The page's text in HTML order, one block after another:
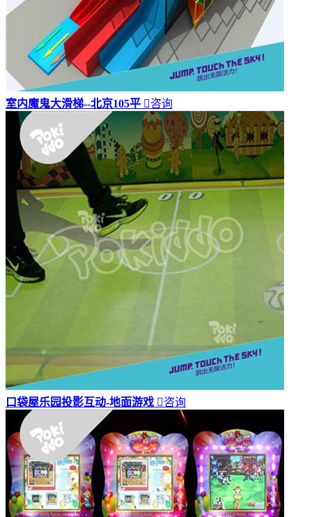
室内魔鬼大滑梯--北京105平 咨询
口袋屋乐园投影互动-地面游戏 咨询